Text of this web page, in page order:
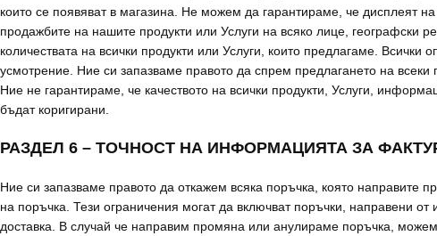
които се появяват в магазина. Не можем да гарантираме, че дисплеят
продажбите на нашите продукти или Услуги на всяко лице,
количествата на всички продукти или Услуги, които предлагаме.
усмотрение. Ние си запазваме правото да спрем предлагането на всеки
Ние не гарантираме, че качеството на всички продукти, Услуги,
бъдат коригирани.
РАЗДЕЛ 6 – ТОЧНОСТ НА ИНФОРМАЦИЯТА ЗА
Ние си запазваме правото да откажем всяка поръчка, която направите
на поръчка. Тези ограничения могат да включват поръчки, направени
доставка. В случай че направим промяна или анулираме поръчка,